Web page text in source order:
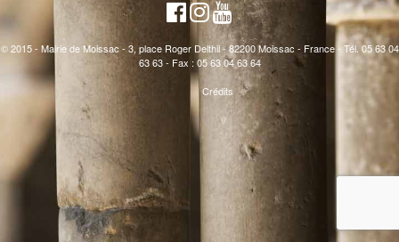
© 2015 - Mairie de Moissac - 3, place Roger Delthil - 82200 Moissac - France - Tél. 05 63 04
63 63 - Fax : 05 63 04 63 64
Crédits